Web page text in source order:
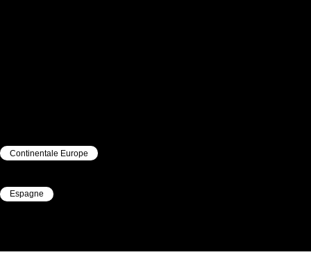
Continentale Europe
Espagne